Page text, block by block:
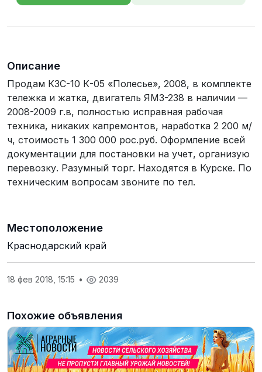
Описание
Продам КЗС-10 К-05 «Полесье», 2008, в комплекте
тележка и жатка, двигатель ЯМЗ-238 в наличии —
2008-2009 г.в, полностью исправная рабочая
техника, никаких капремонтов, наработка 2 200 м/
ч, стоимость 1 300 000 рос.руб. Оформление всей
документации для постановки на учет, организую
перевозку. Разумный торг. Находятся в Курске. По
техническим вопросам звоните по тел.
Местоположение
Краснодарский край
18 фев 2018, 15:15 • 2039
Похожие объявления